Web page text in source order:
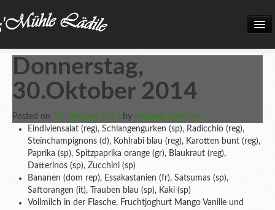
Home
Neuigkeiten
Frisch eingetroffen!
Unsere Biokiste
Produkte
Öffnungszeiten
Über uns
Donnerstag,
30.Oktober 2014
Posted on 30. Oktober 2014 by Andreas Bitschnau
Eindiviensalat (reg), Schlangengurken (sp), Radicchio (reg),
Steinchampignons (d), Kohlrabi blau (reg), Karotten bunt (reg),
Paprika (sp), Spitzpaprika orange (gr), Blaukraut (reg),
Datterinos (sp), Zucchini (sp)
Bananen (dom rep), Essakastanien (fr), Satsumas (sp),
Saftorangen (it), Trauben blau (sp), Kaki (sp)
Vollmilch in der Flasche, Fruchtjoghurt Mango Vanille und